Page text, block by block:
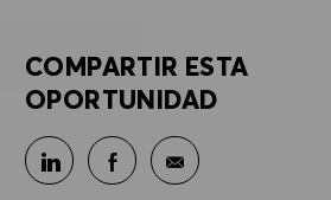
COMPARTIR ESTA
OPORTUNIDAD
Compartir en LinkedIn
Compartir en Facebook
Compartir por